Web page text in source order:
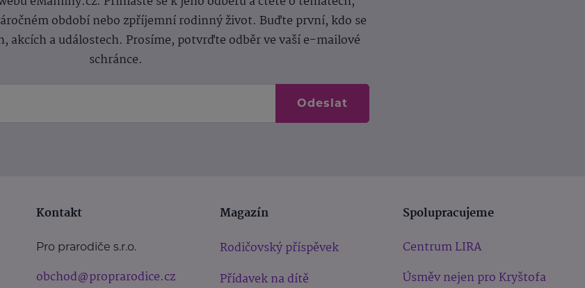
období nebo zpříjemní rodinný život. Buďte první, kdo se
akcích a událostech. Prosíme, potvrďte odběr ve vaší e-mailové
schránce.
Odeslat
Kontakt
Pro prarodiče s.r.o.
obchod@proprarodice.cz
Magazín
Rodičovský příspěvek
Přídavek na dítě
Spolupracujeme
Centrum LIRA
Úsměv nejen pro Kryštofa